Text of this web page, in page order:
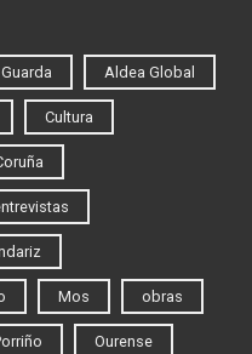
Aldea Global
Cultura
Mos obras
Ourense